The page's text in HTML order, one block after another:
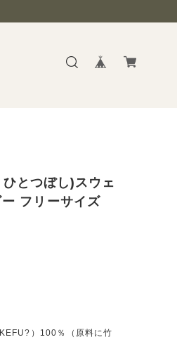
とつぼし)スウェ
フリーサイズ
）100％（原料に竹